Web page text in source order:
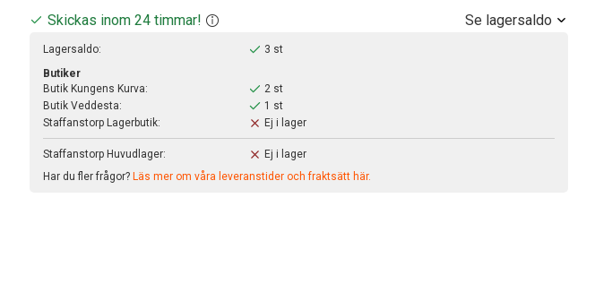
Skickas inom 24 timmar! Se lagersaldo
Lagersaldo:
3 st
Butiker
Butik Kungens Kurva:
2 st
Butik Veddesta:
1 st
Staffanstorp Lagerbutik:
Ej i lager
Staffanstorp Huvudlager:
Ej i lager
Har du fler frågor? Läs mer om våra leveranstider och fraktsätt här.